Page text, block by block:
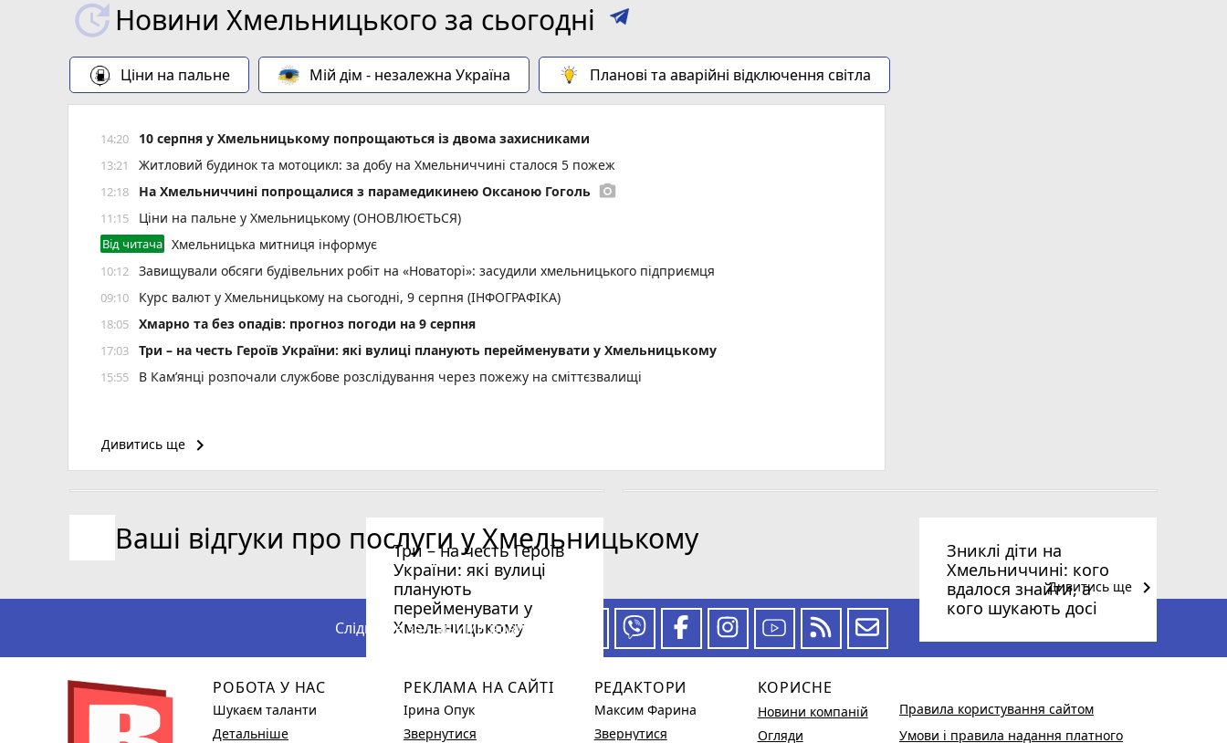
Новини Хмельницького за сьогодні
Ціни на пальне Мій дім - незалежна Україна Планові та аварійні відключення світла
14:20 10 серпня у Хмельницькому попрощаються із двома захисниками
13:21 Житловий будинок та мотоцикл: за добу на Хмельниччині сталося 5 пожеж
12:18 На Хмельниччині попрощалися з парамедикинею Оксаною Гоголь photo_camera
11:15 Ціни на пальне у Хмельницькому (ОНОВЛЮЄТЬСЯ)
Від читача Хмельницька митниця інформує
10:12 Завищували обсяги будівельних робіт на «Новаторі»: засудили хмельницького підприємця
09:10 Курс валют у Хмельницькому на сьогодні, 9 серпня (ІНФОГРАФІКА)
18:05 Хмарно та без опадів: прогноз погоди на 9 серпня
17:03 Три – на честь Героїв України: які вулиці планують перейменувати у Хмельницькому
15:55 В Кам’янці розпочали службове розслідування через пожежу на сміттєзвалищі
Дивитись ще keyboard_arrow_right
Три – на честь Героїв
України: які вулиці
планують
перейменувати у
Хмельницькому
Зниклі діти на
Хмельниччині: кого
вдалося знайти, а
кого шукають досі
Ваші відгуки про послуги у Хмельницькому
Дивитись ще keyboard_arrow_right
Слідкуйте за нашими новинами
РОБОТА У НАС
Шукаєм таланти
Детальніше
РЕКЛАМА НА САЙТІ
Ірина Опук
Звернутися
РЕДАКТОРИ
Максим Фарина
Звернутися
КОРИСНЕ
Новини компаній
Огляди
Правила користування сайтом
Умови і правила надання платного